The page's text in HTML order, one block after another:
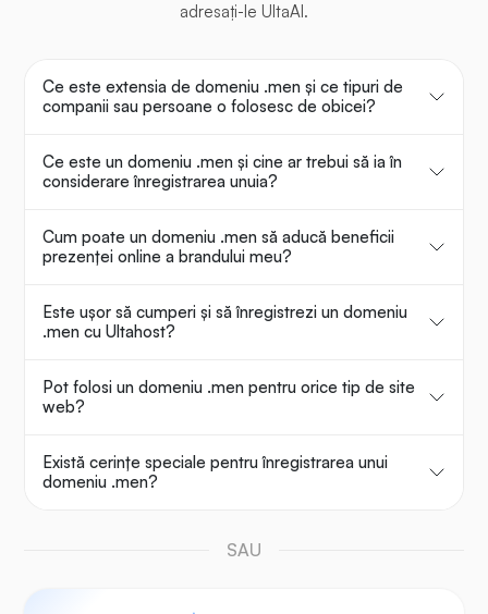
adresați-le UltaAI.
Ce este extensia de domeniu .men și ce tipuri de
companii sau persoane o folosesc de obicei?
Ce este un domeniu .men și cine ar trebui să ia în
considerare înregistrarea unuia?
Cum poate un domeniu .men să aducă beneficii
prezenței online a brandului meu?
Este ușor să cumperi și să înregistrezi un domeniu
.men cu Ultahost?
Pot folosi un domeniu .men pentru orice tip de site
web?
Există cerințe speciale pentru înregistrarea unui
domeniu .men?
SAU